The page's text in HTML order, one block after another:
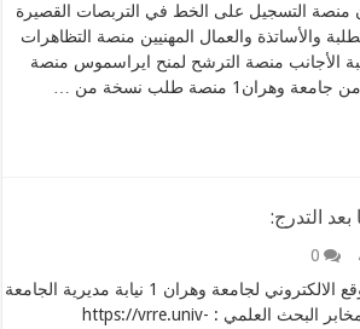
منصة التسجيل على الخط في التربصات القصيرة
والأساتذة والعمال المهنيين منصة التظاهرات
الأجانب منصة الترشح لمنح ايراسموس منصة
منصة طلب نسخة من …
بعد التدرج:
0
المنصات المتاحة على الموقع الالكتروني لجامعة وهران 1 نيابة مديرية الجامعة
لما بعد التدرج: – منصة المخابر البحث العلمي : https://vrre.univ-